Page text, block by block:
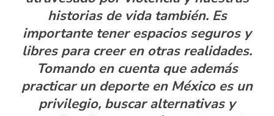
historias de vida también. Es
importante tener espacios seguros y
libres para creer en otras realidades.
Tomando en cuenta que además
practicar un deporte en México es un
privilegio, buscar alternativas y